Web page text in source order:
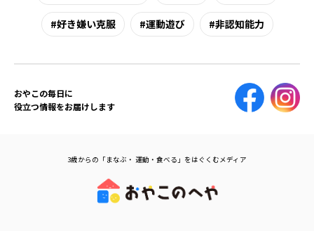
好き嫌い克服 運動遊び 非認知能力
おやこの毎日に
役立つ情報をお届けします
3歳からの「まなぶ・ 運動・食べる」をはぐくむメディア